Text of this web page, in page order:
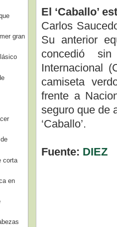
El ‘Caballo’
Carlos
Su anterior
concedió
Internacional
camiseta
frente a
seguro que de
‘Caballo’.
Fuente: DIEZ
gran
corta
en